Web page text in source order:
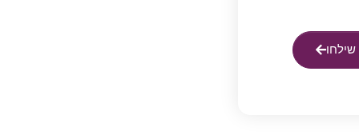
שילחו